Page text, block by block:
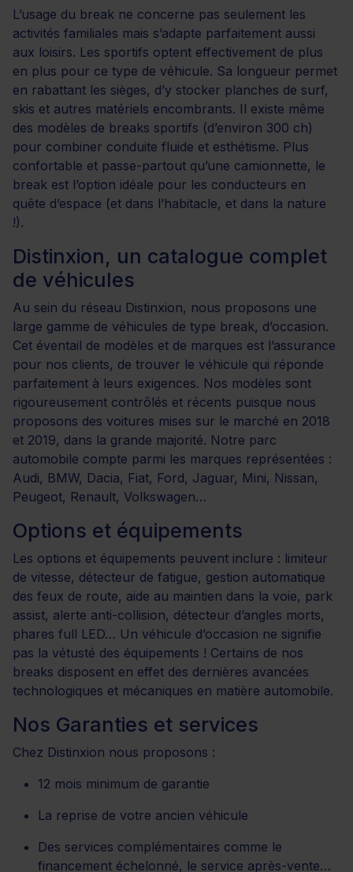
L’usage du break ne concerne pas seulement les
activités familiales mais s’adapte parfaitement aussi
aux loisirs. Les sportifs optent effectivement de plus
en plus pour ce type de véhicule. Sa longueur permet
en rabattant les sièges, d’y stocker planches de surf,
skis et autres matériels encombrants. Il existe même
des modèles de breaks sportifs (d’environ 300 ch)
pour combiner conduite fluide et esthétisme. Plus
confortable et passe-partout qu’une camionnette, le
break est l’option idéale pour les conducteurs en
quête d’espace (et dans l’habitacle, et dans la nature
!).
Distinxion, un catalogue complet
de véhicules
Au sein du réseau Distinxion, nous proposons une
large gamme de véhicules de type break, d’occasion.
Cet éventail de modèles et de marques est l’assurance
pour nos clients, de trouver le véhicule qui réponde
parfaitement à leurs exigences. Nos modèles sont
rigoureusement contrôlés et récents puisque nous
proposons des voitures mises sur le marché en 2018
et 2019, dans la grande majorité. Notre parc
automobile compte parmi les marques représentées :
Audi, BMW, Dacia, Fiat, Ford, Jaguar, Mini, Nissan,
Peugeot, Renault, Volkswagen…
Options et équipements
Les options et équipements peuvent inclure : limiteur
de vitesse, détecteur de fatigue, gestion automatique
des feux de route, aide au maintien dans la voie, park
assist, alerte anti-collision, détecteur d’angles morts,
phares full LED… Un véhicule d’occasion ne signifie
pas la vétusté des équipements ! Certains de nos
breaks disposent en effet des dernières avancées
technologiques et mécaniques en matière automobile.
Nos Garanties et services
Chez Distinxion nous proposons :
12 mois minimum de garantie
La reprise de votre ancien véhicule
Des services complémentaires comme le
financement échelonné, le service après-vente…